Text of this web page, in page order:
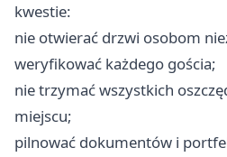
kwestie:
nie otwierać drzwi osobom
weryfikować każdego gościa;
nie trzymać wszystkich
miejscu;
pilnować dokumentów i